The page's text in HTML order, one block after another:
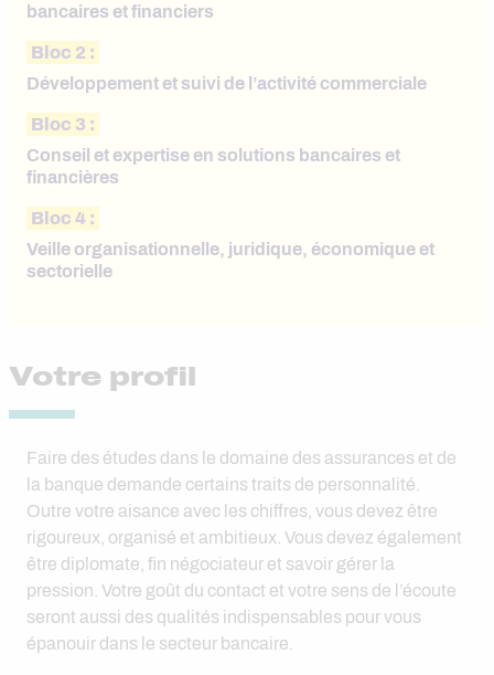
bancaires et financiers
Bloc 2 :
Développement et suivi de l’activité commerciale
Bloc 3 :
Conseil et expertise en solutions bancaires et
financières
Bloc 4 :
Veille organisationnelle, juridique, économique et
sectorielle
Votre profil
Faire des études dans le domaine des assurances et de
la banque demande certains traits de personnalité.
Outre votre aisance avec les chiffres, vous devez être
rigoureux, organisé et ambitieux. Vous devez également
être diplomate, fin négociateur et savoir gérer la
pression. Votre goût du contact et votre sens de l’écoute
seront aussi des qualités indispensables pour vous
épanouir dans le secteur bancaire.